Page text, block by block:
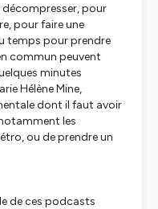
pour
pour faire une
temps pour prendre
commun peuvent
minutes
Hélène Mine,
dont il faut avoir
les
ou de prendre un
de ces podcasts